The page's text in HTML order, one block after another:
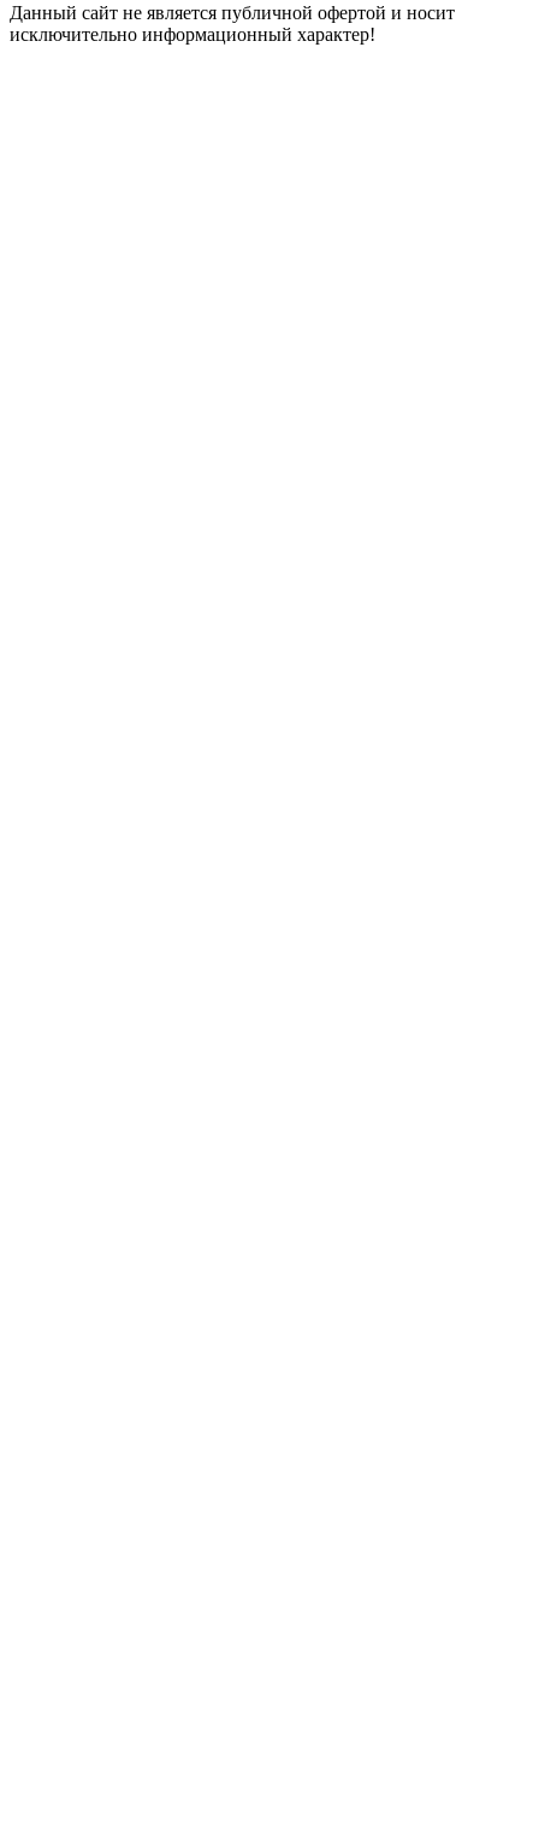
Данный сайт не является публичной офертой и носит
исключительно информационный характер!